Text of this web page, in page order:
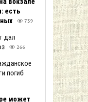
есть
739
дал
266
погиб
может